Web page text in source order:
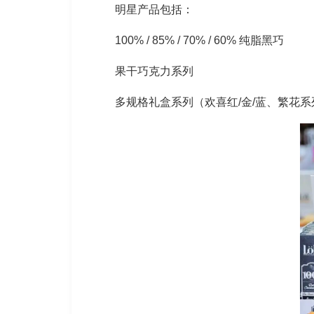
明星产品包括：
100% / 85% / 70% / 60% 纯脂黑巧
果干巧克力系列
多规格礼盒系列（欢喜红/金/蓝、繁花系